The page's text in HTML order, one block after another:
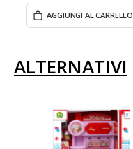
AGGIUNGI AL CARRELLO
ALTERNATIVI